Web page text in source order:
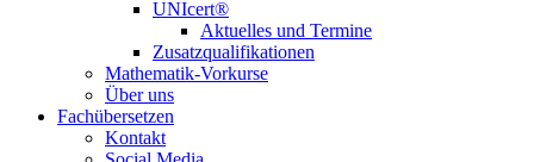
UNIcert®
Aktuelles und Termine
Zusatzqualifikationen
Mathematik-Vorkurse
Über uns
Fachübersetzen
Kontakt